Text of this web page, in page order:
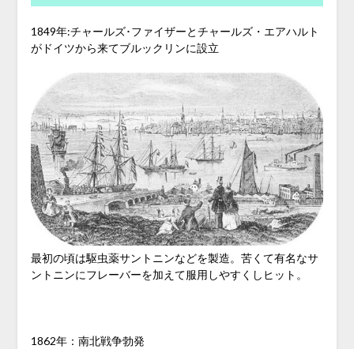
1849年:チャールズ･ファイザーとチャールズ・エアハルト
がドイツから来てブルックリンに設立
最初の頃は駆虫薬サントニンなどを製造。苦くて有名なサ
ントニンにフレーバーを加えて服用しやすくしヒット。
1862年：南北戦争勃発